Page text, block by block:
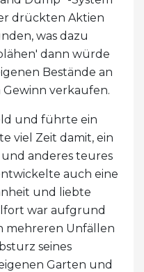
drückten Aktien
was dazu
dann würde
Bestände an
verkaufen.
und führte ein
viel Zeit damit, ein
anderes teures
auch eine
und liebte
war aufgrund
mehreren Unfällen
seines
Garten und